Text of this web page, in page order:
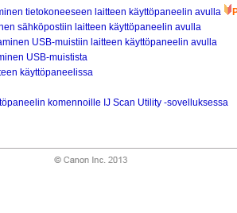
tietokoneeseen laitteen käyttöpaneelin avulla
sähköpostiin laitteen käyttöpaneelin avulla
USB-muistiin laitteen käyttöpaneelin avulla
USB-muistista
käyttöpaneelissa
komennoille IJ Scan Utility -sovelluksessa